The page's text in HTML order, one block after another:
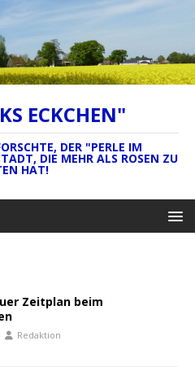
ECKCHEN"
DER "PERLE IM
DIE MEHR ALS ROSEN ZU
HAT!
Zeitplan beim
Redaktion